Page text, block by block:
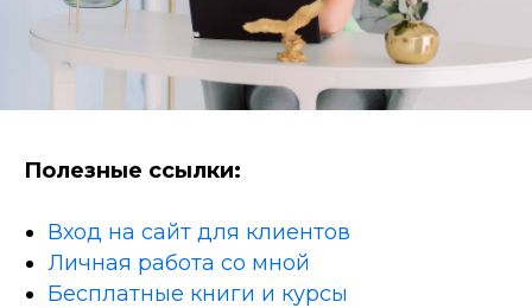
Полезные ссылки:
Вход на сайт для клиентов
Личная работа со мной
Бесплатные книги и курсы